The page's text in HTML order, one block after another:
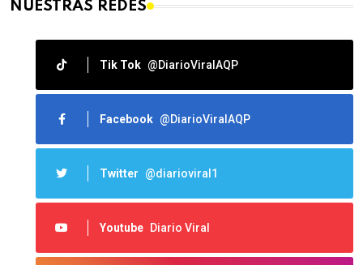
NUESTRAS REDES
Tik Tok @DiarioViralAQP
Facebook @DiarioViralAQP
Twitter @diarioviral1
Youtube Diario Viral